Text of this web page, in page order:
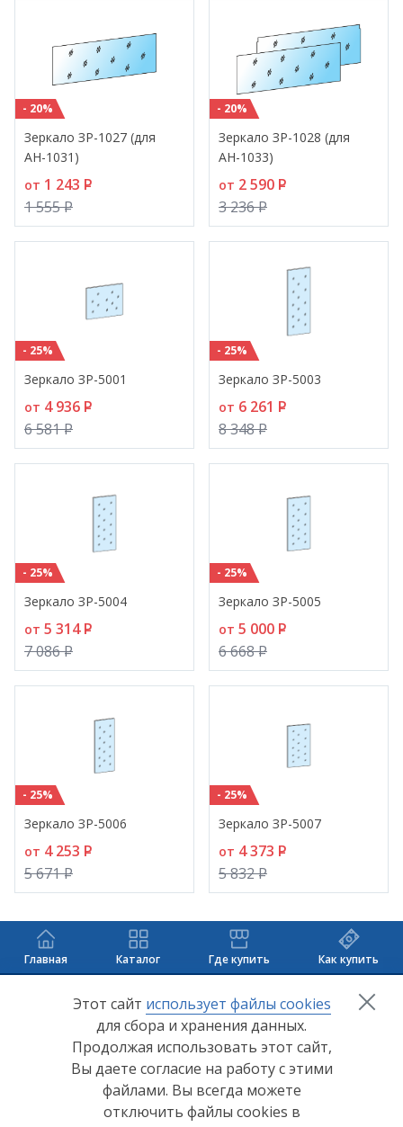
- 20%
Зеркало ЗР-1027 (для
АН-1031)
от 1 243 P
1 555P
- 20%
Зеркало ЗР-1028 (для
АН-1033)
от 2 590 P
3 236P
- 25%
Зеркало ЗР-5001
от 4 936 P
6 581P
- 25%
Зеркало ЗР-5003
от 6 261 P
8 348P
- 25%
Зеркало ЗР-5004
от 5 314P
7 086P
- 25%
Зеркало ЗР-5005
от 5 000 P
6 668P
- 25%
Зеркало ЗР-5006
от 4 253 P
5 671P
- 25%
Зеркало ЗР-5007
от 4 373 P
5 832P
Главная Каталог Где купить Как купить
+7 (8412) 65-33-00
info@lerom.ru
Согласие на обработку персональных данных
Политика конфиденциальности
Этот сайт использует файлы cookies
для сбора и хранения данных.
Продолжая использовать этот сайт,
Вы даете согласие на работу с этими
файлами. Вы всегда можете
отключить файлы cookies в